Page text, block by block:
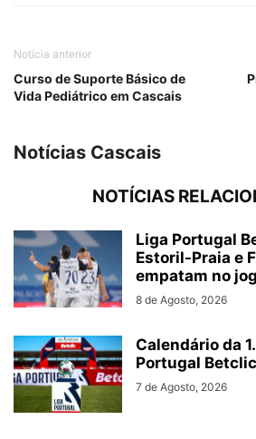
Notícia anterior
Curso de Suporte Básico de
Vida Pediátrico em Cascais
Notícias Cascais
NOTÍCIAS
Liga Portugal
Estoril-Praia e
empatam no
8 de Agosto, 2026
Calendário da
Portugal Betclic
7 de Agosto, 2026